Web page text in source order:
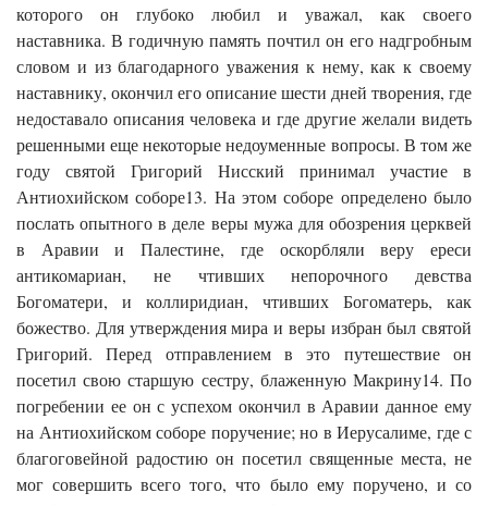
которого он глубоко любил и уважал, как своего
наставника. В годичную память почтил он его надгробным
словом и из благодарного уважения к нему, как к своему
наставнику, окончил его описание шести дней творения, где
недоставало описания человека и где другие желали видеть
решенными еще некоторые недоуменные вопросы. В том же
году святой Григорий Нисский принимал участие в
Антиохийском соборе13. На этом соборе определено было
послать опытного в деле веры мужа для обозрения церквей
в Аравии и Палестине, где оскорбляли веру ереси
антикомариан, не чтивших непорочного девства
Богоматери, и коллиридиан, чтивших Богоматерь, как
божество. Для утверждения мира и веры избран был святой
Григорий. Перед отправлением в это путешествие он
посетил свою старшую сестру, блаженную Макрину14. По
погребении ее он с успехом окончил в Аравии данное ему
на Антиохийском соборе поручение; но в Иерусалиме, где с
благоговейной радостию он посетил священные места, не
мог совершить всего того, что было ему поручено, и со